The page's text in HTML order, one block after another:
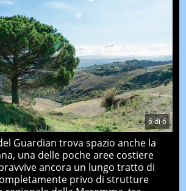
6di6
Guardian trova spazio anche la
una delle poche aree costiere
ancora un lungo tratto di
privo di strutture